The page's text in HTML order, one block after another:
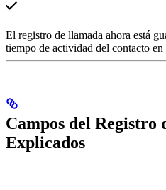
El registro de llamada ahora está
tiempo de actividad del contacto
Campos del Registro
Explicados